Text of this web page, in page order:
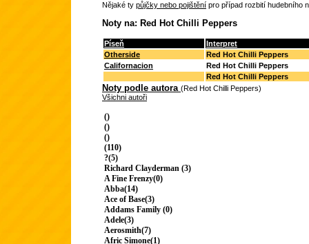
Nějaké ty půjčky nebo pojištění pro případ rozbití hudebního
Noty na: Red Hot Chilli Peppers
Píseň
Interpret
Otherside
Red Hot Chilli Peppers
Californacion
Red Hot Chilli Peppers
Red Hot Chilli Peppers
Noty podle autora (Red Hot Chilli Peppers)
Všichni autoři
()
()
()
(110)
?(5)
Richard Clayderman (3)
A Fine Frenzy(0)
Abba(14)
Ace of Base(3)
Addams Family (0)
Adele(3)
Aerosmith(7)
Afric Simone(1)